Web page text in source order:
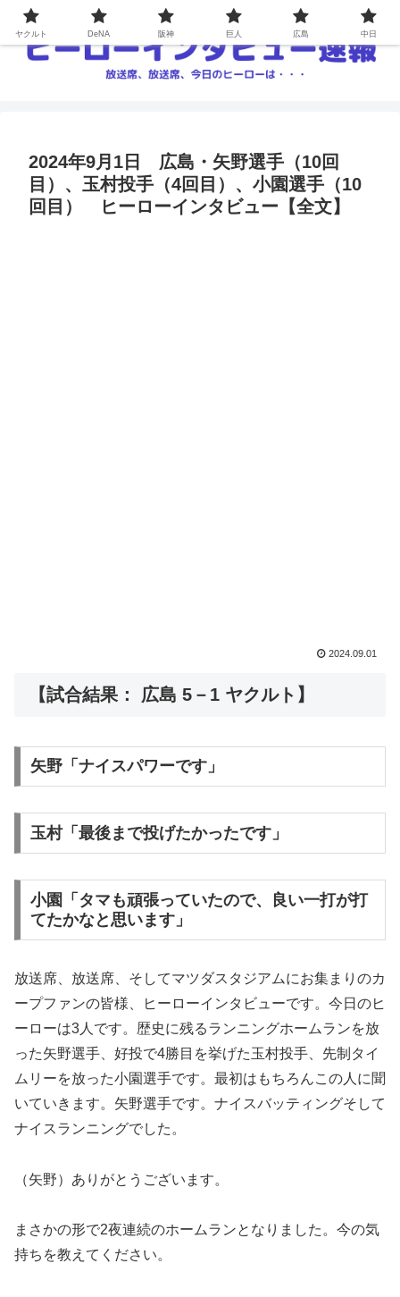
2024年9月1日 広島・矢野選手（10回
目）、玉村投手（4回目）、小園選手（10
回目） ヒーローインタビュー【全文】
2024.09.01
【試合結果： 広島 5－1 ヤクルト】
矢野「ナイスパワーです」
玉村「最後まで投げたかったです」
小園「タマも頑張っていたので、良い一打が打
てたかなと思います」
放送席、放送席、そしてマツダスタジアムにお集まりのカ
ープファンの皆様、ヒーローインタビューです。今日のヒ
ーローは3人です。歴史に残るランニングホームランを放
った矢野選手、好投で4勝目を挙げた玉村投手、先制タイ
ムリーを放った小園選手です。最初はもちろんこの人に聞
いていきます。矢野選手です。ナイスバッティングそして
ナイスランニングでした。
（矢野）ありがとうございます。
まさかの形で2夜連続のホームランとなりました。今の気
持ちを教えてください。
ヤクルト DeNA 阪神 巨人 広島 中日